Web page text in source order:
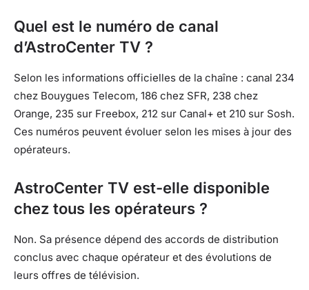
Quel est le numéro de canal
d’AstroCenter TV ?
Selon les informations officielles de la chaîne : canal 234
chez Bouygues Telecom, 186 chez SFR, 238 chez
Orange, 235 sur Freebox, 212 sur Canal+ et 210 sur Sosh.
Ces numéros peuvent évoluer selon les mises à jour des
opérateurs.
AstroCenter TV est-elle disponible
chez tous les opérateurs ?
Non. Sa présence dépend des accords de distribution
conclus avec chaque opérateur et des évolutions de
leurs offres de télévision.